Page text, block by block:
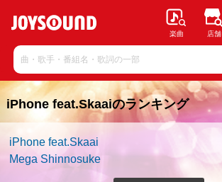
楽曲 店舗
iPhone feat.Skaaiのランキング
iPhone feat.Skaai
Mega Shinnosuke